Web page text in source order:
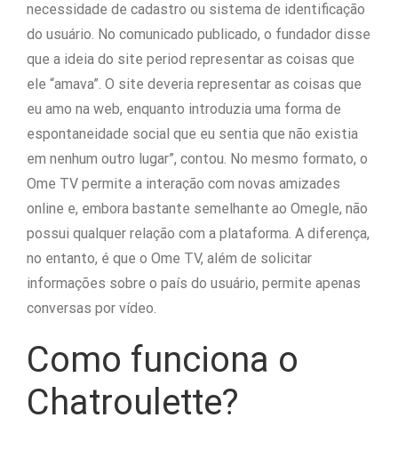
necessidade de cadastro ou sistema de identificação
do usuário. No comunicado publicado, o fundador disse
que a ideia do site period representar as coisas que
ele “amava”. O site deveria representar as coisas que
eu amo na web, enquanto introduzia uma forma de
espontaneidade social que eu sentia que não existia
em nenhum outro lugar”, contou. No mesmo formato, o
Ome TV permite a interação com novas amizades
online e, embora bastante semelhante ao Omegle, não
possui qualquer relação com a plataforma. A diferença,
no entanto, é que o Ome TV, além de solicitar
informações sobre o país do usuário, permite apenas
conversas por vídeo.
Como funciona o
Chatroulette?